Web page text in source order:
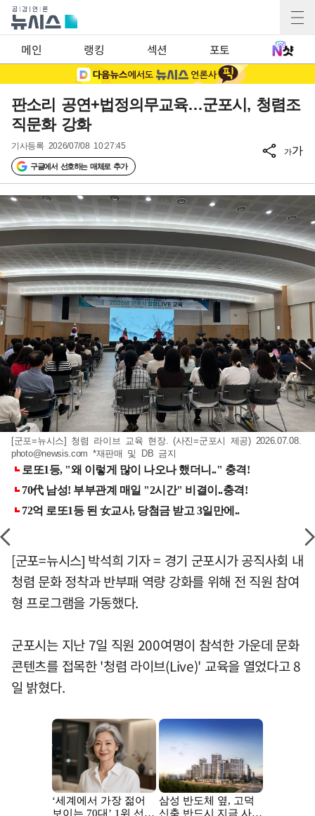
메인 랭킹 섹션 포토
판소리 공연+법정의무교육…군포시, 청렴조
직문화 강화
기사등록 2026/07/08 10:27:45
구글에서 선호하는 매체로 추가
가가
[군포=뉴시스] 청렴 라이브 교육 현장. (사진=군포시 제공) 2026.07.08.
photo@newsis.com *재판매 및 DB 금지
[군포=뉴시스] 박석희 기자 = 경기 군포시가 공직사회 내
청렴 문화 정착과 반부패 역량 강화를 위해 전 직원 참여
형 프로그램을 가동했다.
군포시는 지난 7일 직원 200여명이 참석한 가운데 문화
콘텐츠를 접목한 '청렴 라이브(Live)' 교육을 열었다고 8
일 밝혔다.